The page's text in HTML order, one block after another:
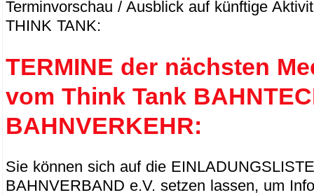
Terminvorschau / Ausblick auf künftige
THINK TANK:
TERMINE der nächsten
vom Think Tank
BAHNVERKEHR:
Sie können sich auf die
BAHNVERBAND e.V. setzen lassen, um